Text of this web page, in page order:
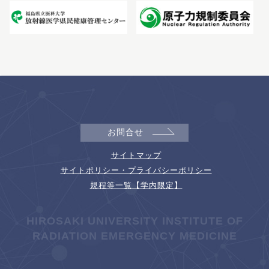
お問合せ
サイトマップ
サイトポリシー・プライバシーポリシー
規程等一覧【学内限定】
HIROSAKI UNIVERSITY INSTITUTE OF
RADIATION EMERGENCY MEDICINE